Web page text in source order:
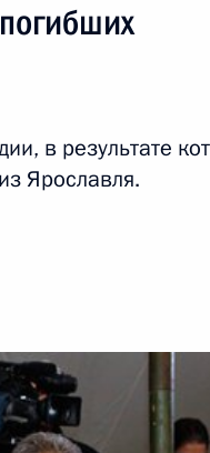
в результате
Ярославля.